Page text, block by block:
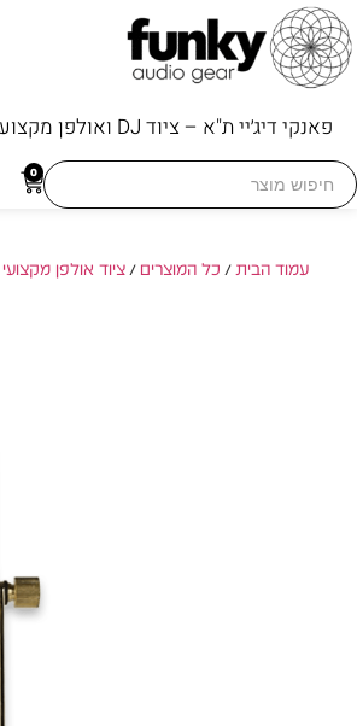
פאנקי דיג׳יי ת"א – ציוד DJ ואולפן מקצועי
Search
for:
0
עמוד הבית/ כל המוצרים /ציוד אולפן מקצועי